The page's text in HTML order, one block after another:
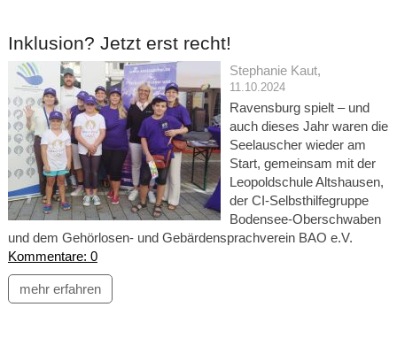
Inklusion? Jetzt erst recht!
Stephanie Kaut,
11.10.2024
Ravensburg spielt – und
auch dieses Jahr waren die
Seelauscher wieder am
Start, gemeinsam mit der
Leopoldschule Altshausen,
der CI-Selbsthilfegruppe
Bodensee-Oberschwaben
und dem Gehörlosen- und Gebärdensprachverein BAO e.V.
Kommentare: 0
mehr erfahren